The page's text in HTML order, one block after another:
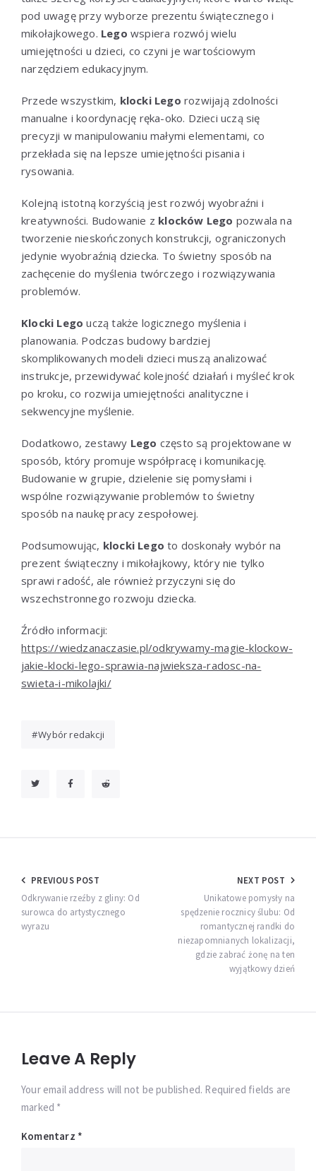
pod uwagę przy wyborze prezentu świątecznego i
mikołajkowego. Lego wspiera rozwój wielu
umiejętności u dzieci, co czyni je wartościowym
narzędziem edukacyjnym.
Przede wszystkim, klocki Lego rozwijają zdolności
manualne i koordynację ręka-oko. Dzieci uczą się
precyzji w manipulowaniu małymi elementami, co
przekłada się na lepsze umiejętności pisania i
rysowania.
Kolejną istotną korzyścią jest rozwój wyobraźni i
kreatywności. Budowanie z klocków Lego pozwala na
tworzenie nieskończonych konstrukcji, ograniczonych
jedynie wyobraźnią dziecka. To świetny sposób na
zachęcenie do myślenia twórczego i rozwiązywania
problemów.
Klocki Lego uczą także logicznego myślenia i
planowania. Podczas budowy bardziej
skomplikowanych modeli dzieci muszą analizować
instrukcje, przewidywać kolejność działań i myśleć krok
po kroku, co rozwija umiejętności analityczne i
sekwencyjne myślenie.
Dodatkowo, zestawy Lego często są projektowane w
sposób, który promuje współpracę i komunikację.
Budowanie w grupie, dzielenie się pomysłami i
wspólne rozwiązywanie problemów to świetny
sposób na naukę pracy zespołowej.
Podsumowując, klocki Lego to doskonały wybór na
prezent świąteczny i mikołajkowy, który nie tylko
sprawi radość, ale również przyczyni się do
wszechstronnego rozwoju dziecka.
Źródło informacji:
https://wiedzanaczasie.pl/odkrywamy-magie-klockow-
jakie-klocki-lego-sprawia-najwieksza-radosc-na-
swieta-i-mikolajki/
Wybór redakcji
Nawigacja
wpisu
PREVIOUS POST
Odkrywanie rzeźby z gliny: Od
surowca do artystycznego
wyrazu
NEXT POST
Unikatowe pomysły na
spędzenie rocznicy ślubu: Od
romantycznej randki do
niezapomnianych lokalizacji,
gdzie zabrać żonę na ten
wyjątkowy dzień
Leave A Reply
Your email address will not be published. Required fields are
marked *
Komentarz *